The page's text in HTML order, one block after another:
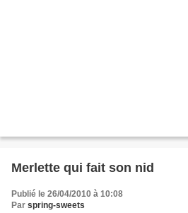
Merlette qui fait son nid
Publié le 26/04/2010 à 10:08
Par spring-sweets